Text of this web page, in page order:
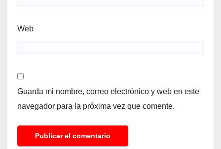
Web
Guarda mi nombre, correo electrónico y web en este
navegador para la próxima vez que comente.